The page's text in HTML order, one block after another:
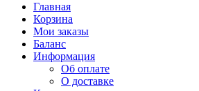
Главная
Корзина
Мои заказы
Баланс
Информация
Об оплате
О доставке